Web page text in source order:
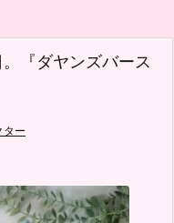
『ダヤンズバース
ター